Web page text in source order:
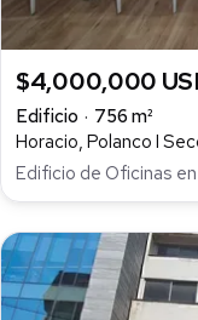
$4,000,000
Edificio
756 m²
Horacio, Polanco I
Edificio de Oficinas